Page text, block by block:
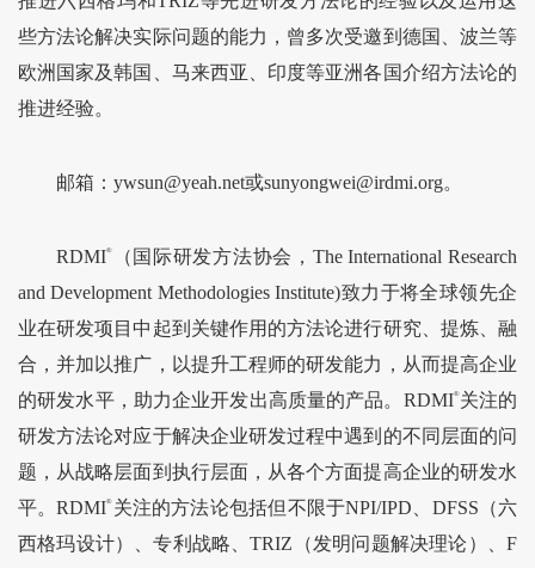
些方法论解决实际问题的能力，曾多次受邀到德国、波兰等
欧洲国家及韩国、马来西亚、印度等亚洲各国介绍方法论的
推进经验。
邮箱：ywsun@yeah.net或sunyongwei@irdmi.org。
RDMI®
（国际研发方法协会，The International Research
and Development Methodologies Institute)致力于将全球领先企
业在研发项目中起到关键作用的方法论进行研究、提炼、融
合，并加以推广，以提升工程师的研发能力，从而提高企业
的研发水平，助力企业开发出高质量的产品。RDMI®关注的
研发方法论对应于解决企业研发过程中遇到的不同层面的问
题，从战略层面到执行层面，从各个方面提高企业的研发水
平。RDMI® 关注的方法论包括但不限于NPI/IPD、DFSS（六
西格玛设计）、专利战略、TRIZ（发明问题解决理论）、F